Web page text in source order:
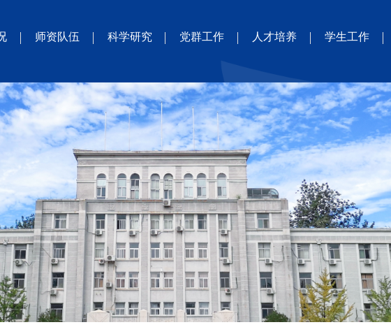
师资队伍 科学研究 党群工作 人才培养 学生工作